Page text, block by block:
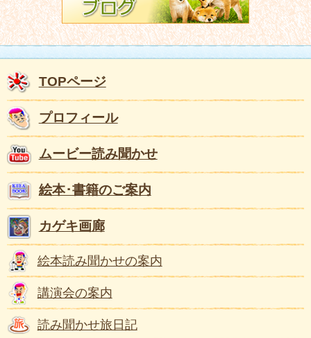
TOPページ
プロフィール
ムービー読み聞かせ
絵本･書籍のご案内
カゲキ画廊
絵本読み聞かせの案内
講演会の案内
読み聞かせ旅日記